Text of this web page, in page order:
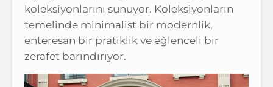
koleksiyonlarını sunuyor. Koleksiyonların
temelinde minimalist bir modernlik,
enteresan bir pratiklik ve eğlenceli bir
zerafet barındırıyor.